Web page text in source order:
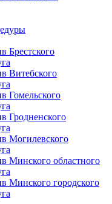
Брестского
Витебского
Гомельского
Гродненского
Могилевского
Минского областного
Минского городского